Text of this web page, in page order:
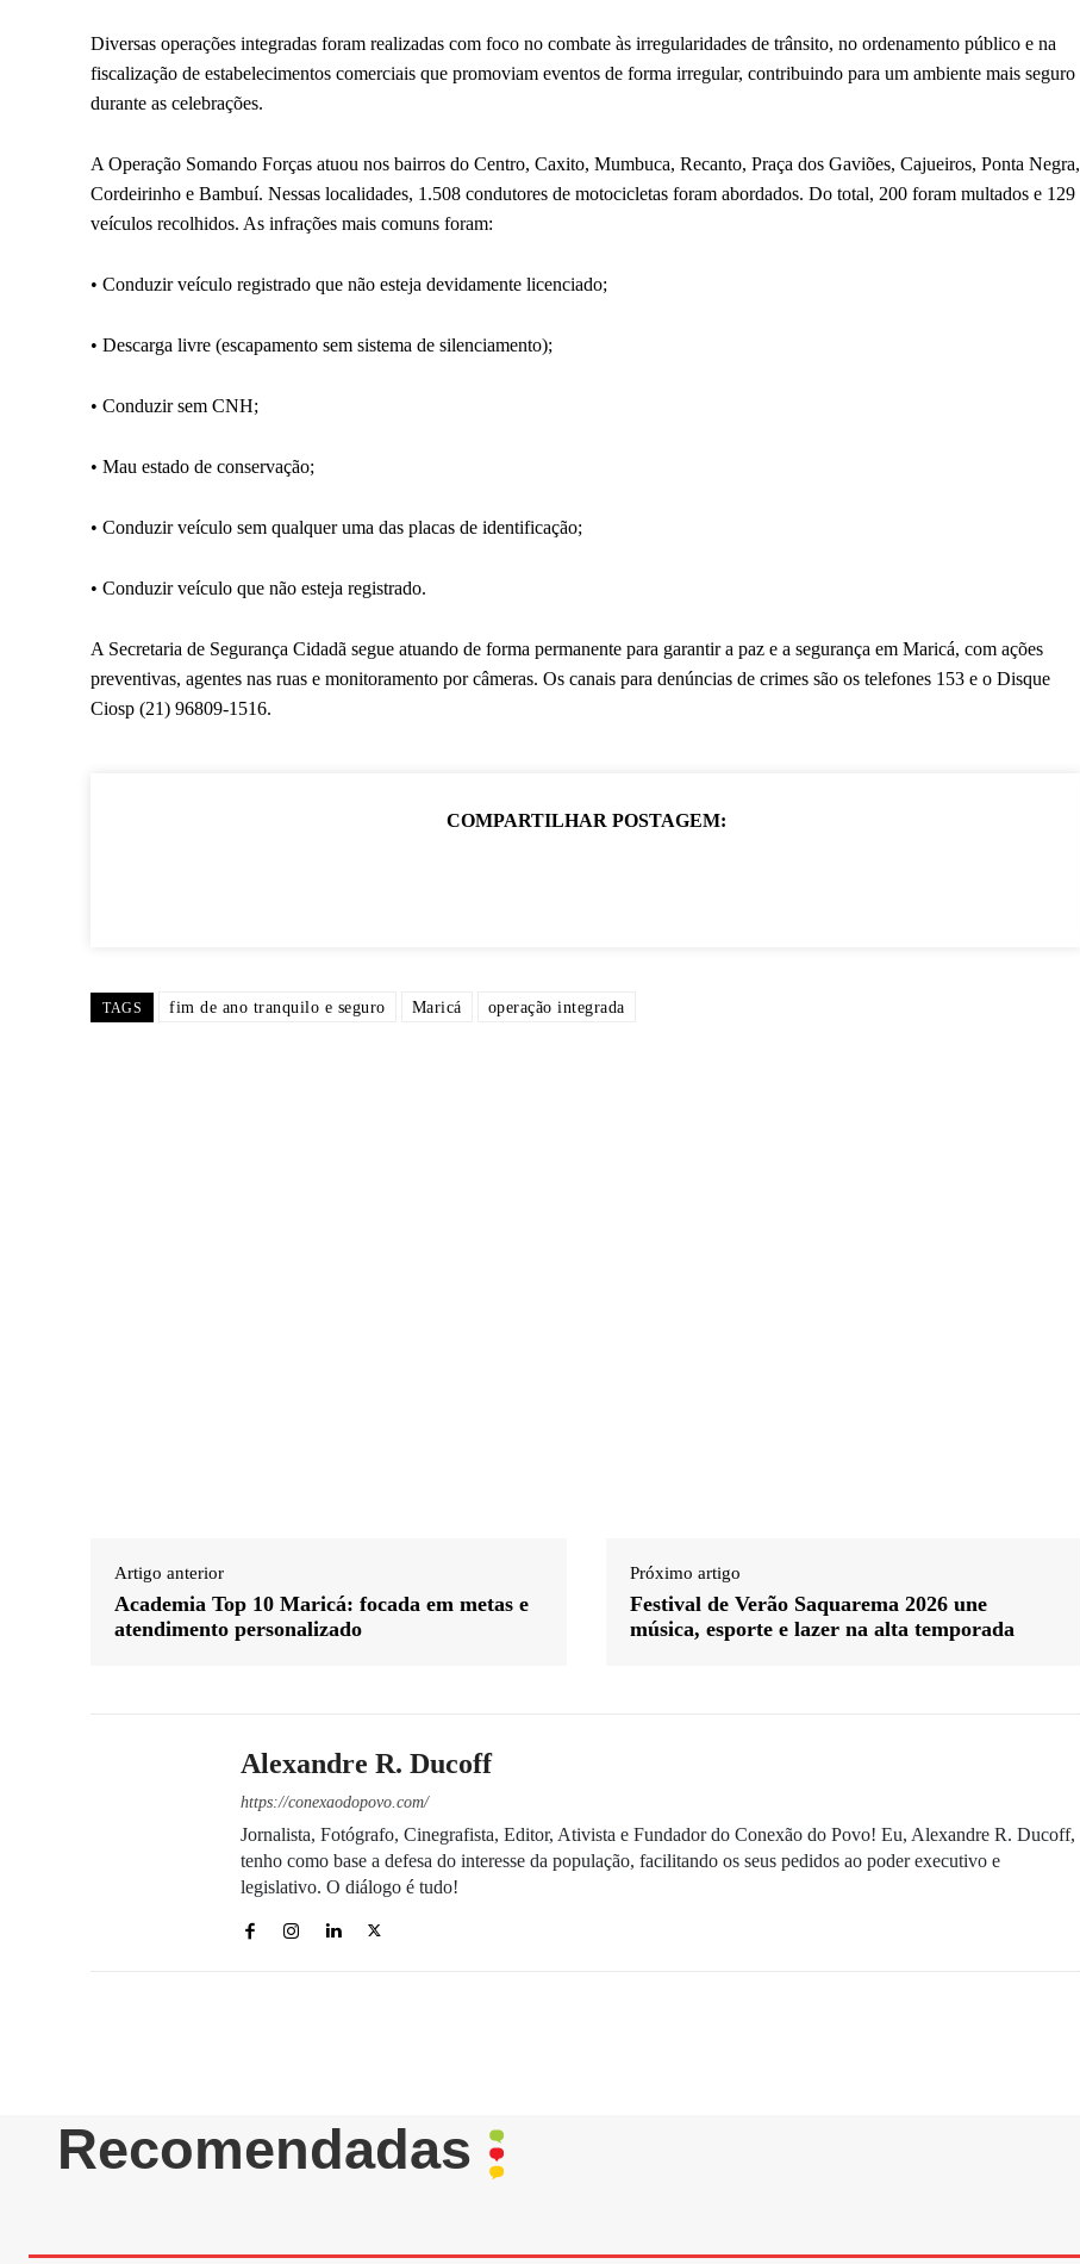
Diversas operações integradas foram realizadas com foco no combate às irregularidades de trânsito, no ordenamento público e na
fiscalização de estabelecimentos comerciais que promoviam eventos de forma irregular, contribuindo para um ambiente mais seguro
durante as celebrações.
A Operação Somando Forças atuou nos bairros do Centro, Caxito, Mumbuca, Recanto, Praça dos Gaviões, Cajueiros, Ponta Negra,
Cordeirinho e Bambuí. Nessas localidades, 1.508 condutores de motocicletas foram abordados. Do total, 200 foram multados e 129
veículos recolhidos. As infrações mais comuns foram:
• Conduzir veículo registrado que não esteja devidamente licenciado;
• Descarga livre (escapamento sem sistema de silenciamento);
• Conduzir sem CNH;
• Mau estado de conservação;
• Conduzir veículo sem qualquer uma das placas de identificação;
• Conduzir veículo que não esteja registrado.
A Secretaria de Segurança Cidadã segue atuando de forma permanente para garantir a paz e a segurança em Maricá, com ações
preventivas, agentes nas ruas e monitoramento por câmeras. Os canais para denúncias de crimes são os telefones 153 e o Disque
Ciosp (21) 96809-1516.
COMPARTILHAR POSTAGEM:
TAGS fim de ano tranquilo e seguro Maricá operação integrada
Artigo anterior
Academia Top 10 Maricá: focada em metas e
atendimento personalizado
Próximo artigo
Festival de Verão Saquarema 2026 une
música, esporte e lazer na alta temporada
Alexandre R. Ducoff
https://conexaodopovo.com/
Jornalista, Fotógrafo, Cinegrafista, Editor, Ativista e Fundador do Conexão do Povo! Eu, Alexandre R. Ducoff,
tenho como base a defesa do interesse da população, facilitando os seus pedidos ao poder executivo e
legislativo. O diálogo é tudo!
Recomendadas